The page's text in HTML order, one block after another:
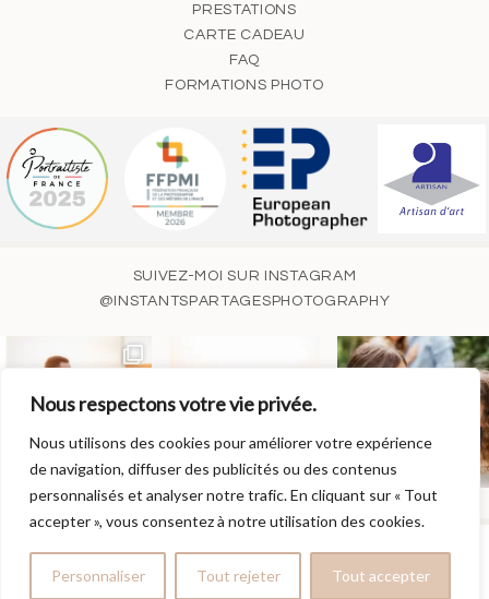
Nous respectons votre vie privée.
Nous utilisons des cookies pour améliorer votre expérience
de navigation, diffuser des publicités ou des contenus
personnalisés et analyser notre trafic. En cliquant sur « Tout
accepter », vous consentez à notre utilisation des cookies.
Personnaliser Tout rejeter Tout accepter
PRESTATIONS
CARTE CADEAU
FAQ
FORMATIONS PHOTO
SUIVEZ-MOI SUR INSTAGRAM
@INSTANTSPARTAGESPHOTOGRAPHY
752 322 156 000 15 |
MENTIONS LÉGALES | PROPHOTO BLOG